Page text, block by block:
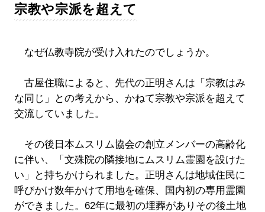
宗教や宗派を超えて
なぜ仏教寺院が受け入れたのでしょうか。
古屋住職によると、先代の正明さんは「宗教はみ
な同じ」との考えから、かねて宗教や宗派を超えて
交流していました。
その後日本ムスリム協会の創立メンバーの高齢化
に伴い、「文殊院の隣接地にムスリム霊園を設けた
い」と持ちかけられました。正明さんは地域住民に
呼びかけ数年かけて用地を確保、国内初の専用霊園
ができました。62年に最初の埋葬がありその後土地